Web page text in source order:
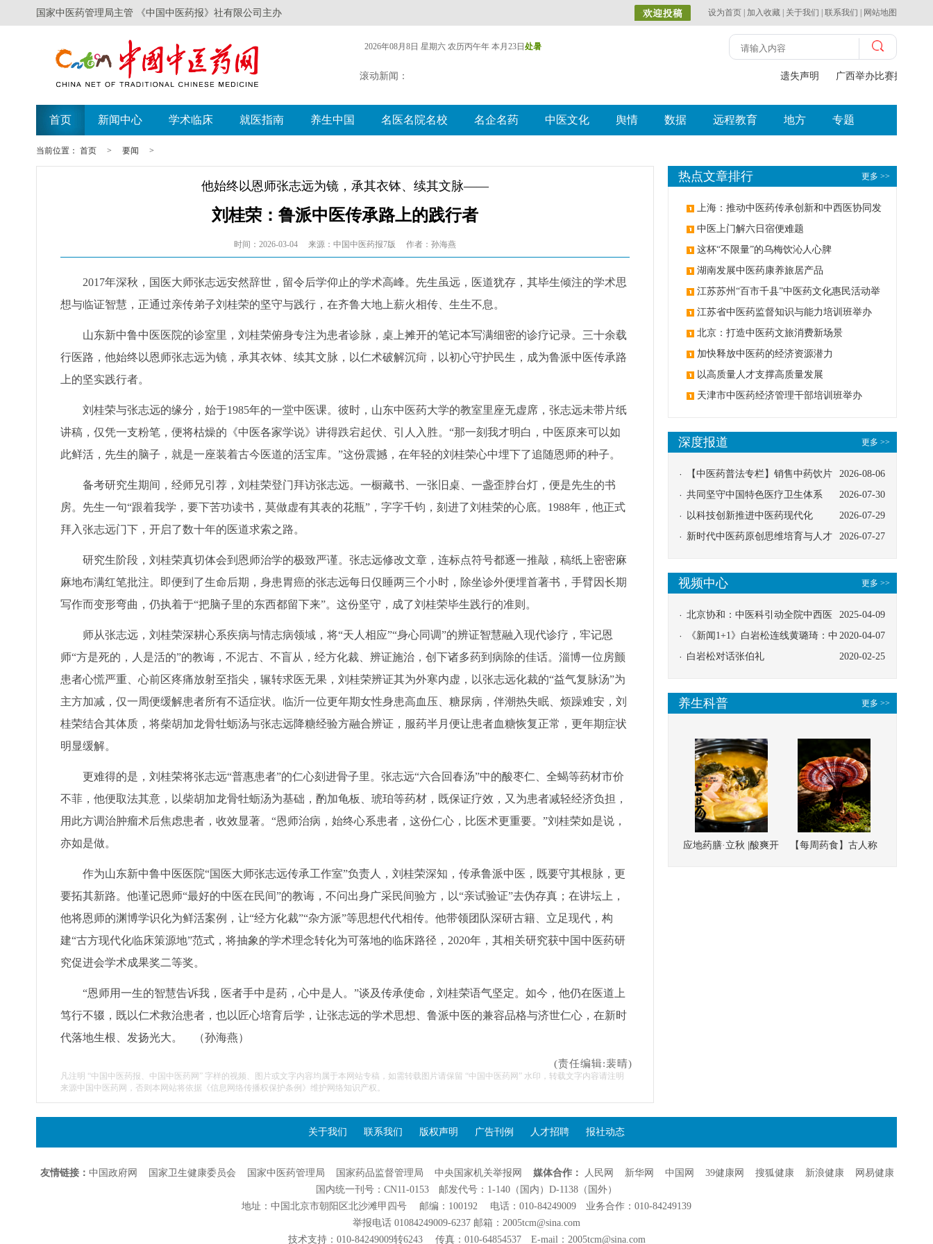
国家中医药管理局主管 《中国中医药报》社有限公司主办 设为首页 加入收藏 关于我们 联系我们 网站地图
2026年08月8日 星期六 农历丙午年 本月23日 处暑
滚动新闻： 遗失声明 广西举办比赛探索中
首页 新闻中心 学术临床 就医指南 养生中国 名医名院名校 名企名药 中医文化 舆情 数据 远程教育 地方 专题
当前位置： 首页 > 要闻 >
他始终以恩师张志远为镜，承其衣钵、续其文脉——
刘桂荣：鲁派中医传承路上的践行者
时间：2026-03-04 来源：中国中医药报7版 作者：孙海燕
2017年深秋，国医大师张志远安然辞世，留令后学仰止的学术高峰。先生虽远，医道犹存，其毕生倾注的学术思
想与临证智慧，正通过亲传弟子刘桂荣的坚守与践行，在齐鲁大地上薪火相传、生生不息。
山东新中鲁中医医院的诊室里，刘桂荣俯身专注为患者诊脉，桌上摊开的笔记本写满细密的诊疗记录。三十余载
行医路，他始终以恩师张志远为镜，承其衣钵、续其文脉，以仁术破解沉疴，以初心守护民生，成为鲁派中医传承路
上的坚实践行者。
刘桂荣与张志远的缘分，始于1985年的一堂中医课。彼时，山东中医药大学的教室里座无虚席，张志远未带片纸
讲稿，仅凭一支粉笔，便将枯燥的《中医各家学说》讲得跌宕起伏、引人入胜。“那一刻我才明白，中医原来可以如
此鲜活，先生的脑子，就是一座装着古今医道的活宝库。”这份震撼，在年轻的刘桂荣心中埋下了追随恩师的种子。
备考研究生期间，经师兄引荐，刘桂荣登门拜访张志远。一橱藏书、一张旧桌、一盏歪脖台灯，便是先生的书
房。先生一句“跟着我学，要下苦功读书，莫做虚有其表的花瓶”，字字千钧，刻进了刘桂荣的心底。1988年，他正式
拜入张志远门下，开启了数十年的医道求索之路。
研究生阶段，刘桂荣真切体会到恩师治学的极致严谨。张志远修改文章，连标点符号都逐一推敲，稿纸上密密麻
麻地布满红笔批注。即便到了生命后期，身患胃癌的张志远每日仅睡两三个小时，除坐诊外便埋首著书，手臂因长期
写作而变形弯曲，仍执着于“把脑子里的东西都留下来”。这份坚守，成了刘桂荣毕生践行的准则。
师从张志远，刘桂荣深耕心系疾病与情志病领域，将“天人相应”“身心同调”的辨证智慧融入现代诊疗，牢记恩
师“方是死的，人是活的”的教诲，不泥古、不盲从，经方化裁、辨证施治，创下诸多药到病除的佳话。淄博一位房颤
患者心慌严重、心前区疼痛放射至指尖，辗转求医无果，刘桂荣辨证其为外寒内虚，以张志远化裁的“益气复脉汤”为
主方加减，仅一周便缓解患者所有不适症状。临沂一位更年期女性身患高血压、糖尿病，伴潮热失眠、烦躁难安，刘
桂荣结合其体质，将柴胡加龙骨牡蛎汤与张志远降糖经验方融合辨证，服药半月便让患者血糖恢复正常，更年期症状
明显缓解。
更难得的是，刘桂荣将张志远“普惠患者”的仁心刻进骨子里。张志远“六合回春汤”中的酸枣仁、全蝎等药材市价
不菲，他便取法其意，以柴胡加龙骨牡蛎汤为基础，酌加龟板、琥珀等药材，既保证疗效，又为患者减轻经济负担，
用此方调治肿瘤术后焦虑患者，收效显著。“恩师治病，始终心系患者，这份仁心，比医术更重要。”刘桂荣如是说，
亦如是做。
作为山东新中鲁中医医院“国医大师张志远传承工作室”负责人，刘桂荣深知，传承鲁派中医，既要守其根脉，更
要拓其新路。他谨记恩师“最好的中医在民间”的教诲，不问出身广采民间验方，以“亲试验证”去伪存真；在讲坛上，
他将恩师的渊博学识化为鲜活案例，让“经方化裁”“杂方派”等思想代代相传。他带领团队深研古籍、立足现代，构
建“古方现代化临床策源地”范式，将抽象的学术理念转化为可落地的临床路径，2020年，其相关研究获中国中医药研
究促进会学术成果奖二等奖。
“恩师用一生的智慧告诉我，医者手中是药，心中是人。”谈及传承使命，刘桂荣语气坚定。如今，他仍在医道上
笃行不辍，既以仁术救治患者，也以匠心培育后学，让张志远的学术思想、鲁派中医的兼容品格与济世仁心，在新时
代落地生根、发扬光大。 （孙海燕）
(责任编辑:裴晴)
凡注明 “中国中医药报、中国中医药网” 字样的视频、图片或文字内容均属于本网站专稿，如需转载图片请保留 “中国中医药网” 水印，转载文字内容请注明
来源中国中医药网，否则本网站将依据《信息网络传播权保护条例》维护网络知识产权。
更多 >>
热点文章排行
上海：推动中医药传承创新和中西医协同发
展 中医上门解六日宿便难题
这杯“不限量”的乌梅饮沁人心脾
湖南发展中医药康养旅居产品
江苏苏州“百市千县”中医药文化惠民活动举
办 江苏省中医药监督知识与能力培训班举办
北京：打造中医药文旅消费新场景
加快释放中医药的经济资源潜力
以高质量人才支撑高质量发展
天津市中医药经济管理干部培训班举办
更多 >>
深度报道
2026-08-06
【中医药普法专栏】销售中药饮片
应告知煎服方法及注意事项
2026-07-30
共同坚守中国特色医疗卫生体系
2026-07-29
以科技创新推进中医药现代化
2026-07-27
新时代中医药原创思维培育与人才
更多 >>
视频中心
2025-04-09
北京协和：中医科引动全院中西医
协同
2020-04-07
《新闻1+1》白岩松连线黄璐琦：中
医救治的临床效果
2020-02-25
白岩松对话张伯礼
更多 >>
养生科普
应地药膳·立秋 |酸爽开
【每周药食】古人称
关于我们 联系我们 版权声明 广告刊例 人才招聘 报社动态
友情链接： 中国政府网 国家卫生健康委员会 国家中医药管理局 国家药品监督管理局 中央国家机关举报网 媒体合作： 人民网 新华网 中国网 39健康网 搜狐健康 新浪健康
网易健康
国内统一刊号：CN11-0153 邮发代号：1-140（国内）D-1138（国外）
地址：中国北京市朝阳区北沙滩甲四号 邮编：100192 电话：010-84249009 业务合作：010-84249139
举报电话 01084249009-6237 邮箱：2005tcm@sina.com
技术支持：010-84249009转6243 传真：010-64854537 E-mail：2005tcm@sina.com